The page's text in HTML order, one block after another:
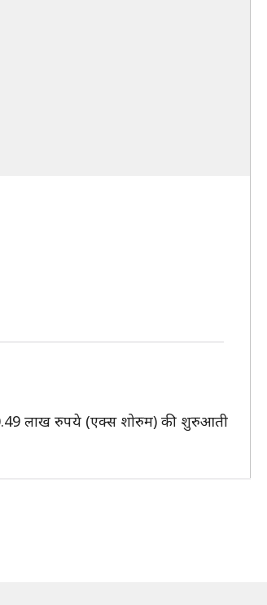
लाख रुपये (एक्स शोरुम) की शुरुआती